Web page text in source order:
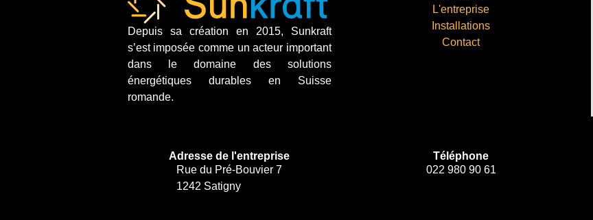
Depuis sa création en 2015, Sunkraft
s’est imposée comme un acteur important
dans le domaine des solutions
énergétiques durables en Suisse
romande.
L'entreprise
Installations
Contact
Adresse de l'entreprise
Rue du Pré-Bouvier 7
1242 Satigny
Téléphone
022 980 90 61